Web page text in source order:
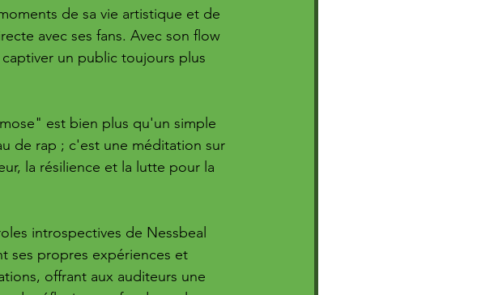
de sa vie artistique et de
avec ses fans. Avec son flow
un public toujours plus
est bien plus qu'un simple
de rap ; c'est une méditation sur
la résilience et la lutte pour la
introspectives de Nessbeal
ses propres expériences et
offrant aux auditeurs une